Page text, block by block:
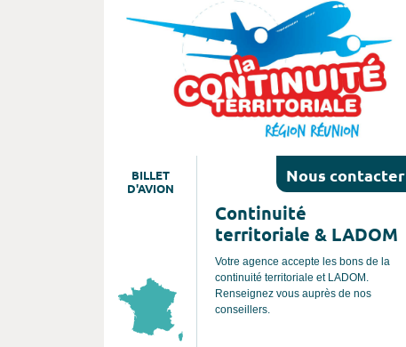
BILLET
D'AVION
Nous contacter
Continuité
territoriale & LADOM
Votre agence accepte les bons de la
continuité territoriale et LADOM.
Renseignez vous auprès de nos
conseillers.